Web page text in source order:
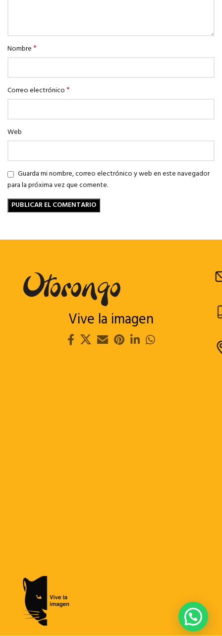
Nombre*
Correo electrónico*
Web
Guarda mi nombre, correo electrónico y web en este navegador
para la próxima vez que comente.
Vive la imagen